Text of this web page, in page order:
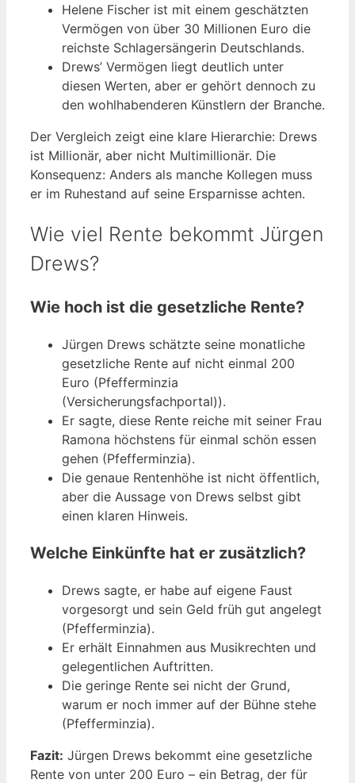
Helene Fischer ist mit einem geschätzten
Vermögen von über 30 Millionen Euro die
reichste Schlagersängerin Deutschlands.
Drews’ Vermögen liegt deutlich unter
diesen Werten, aber er gehört dennoch zu
den wohlhabenderen Künstlern der Branche.
Der Vergleich zeigt eine klare Hierarchie: Drews
ist Millionär, aber nicht Multimillionär. Die
Konsequenz: Anders als manche Kollegen muss
er im Ruhestand auf seine Ersparnisse achten.
Wie viel Rente bekommt Jürgen
Drews?
Wie hoch ist die gesetzliche Rente?
Jürgen Drews schätzte seine monatliche
gesetzliche Rente auf nicht einmal 200
Euro (Pfefferminzia
(Versicherungsfachportal)).
Er sagte, diese Rente reiche mit seiner Frau
Ramona höchstens für einmal schön essen
gehen (Pfefferminzia).
Die genaue Rentenhöhe ist nicht öffentlich,
aber die Aussage von Drews selbst gibt
einen klaren Hinweis.
Welche Einkünfte hat er zusätzlich?
Drews sagte, er habe auf eigene Faust
vorgesorgt und sein Geld früh gut angelegt
(Pfefferminzia).
Er erhält Einnahmen aus Musikrechten und
gelegentlichen Auftritten.
Die geringe Rente sei nicht der Grund,
warum er noch immer auf der Bühne stehe
(Pfefferminzia).
Fazit: Jürgen Drews bekommt eine gesetzliche
Rente von unter 200 Euro – ein Betrag, der für